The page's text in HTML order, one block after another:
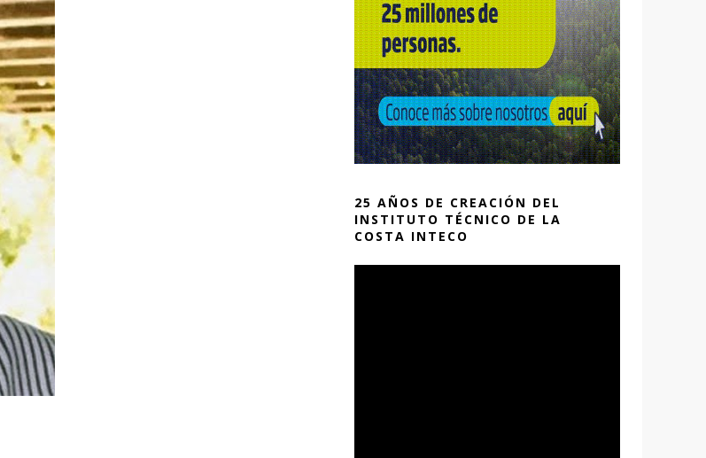
25 AÑOS DE CREACIÓN DEL
INSTITUTO TÉCNICO DE LA
COSTA INTECO